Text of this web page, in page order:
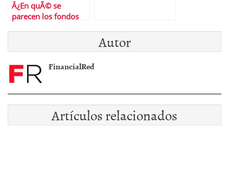
Â¿En quÃ© se
parecen los fondos
Autor
FinancialRed
Artículos relacionados